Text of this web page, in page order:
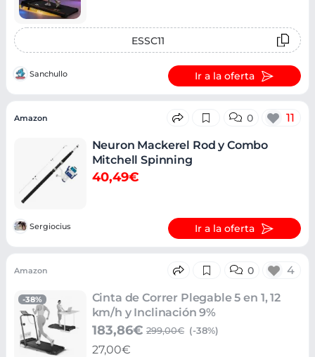
ESSC11
Sanchullo Ir a la oferta
Amazon 0 11
Neuron Mackerel Rod y Combo
Mitchell Spinning
40,49€
Sergiocius Ir a la oferta
-38%
Amazon 0 4
Cinta de Correr Plegable 5 en 1, 12
km/h y Inclinación 9%
183,86€ 299,00€ (-38%)
27,00€